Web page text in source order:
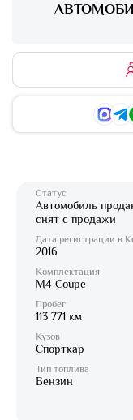
Статус
Автомобиль
снят с продажи
Дата регистрации в
2016
Комплектация
M4 Coupe
Пробег
113 771 км
Кузов
Спорткар
Тип топлива
Бензин